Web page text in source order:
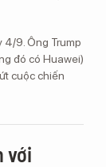
4/9. Ông Trump
đó có Huawei)
cuộc chiến
với